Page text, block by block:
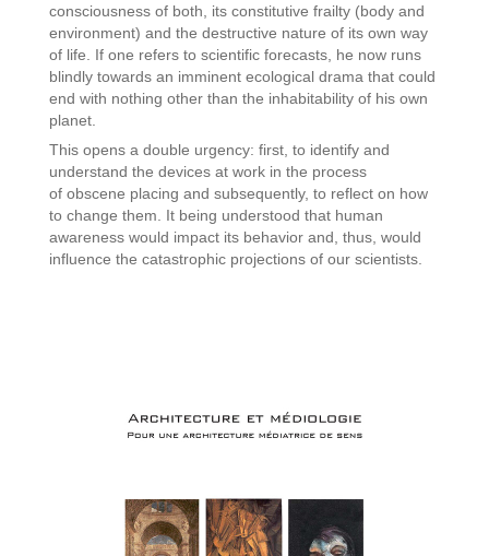
consciousness of both, its constitutive frailty (body and
environment) and the destructive nature of its own way
of life. If one refers to scientific forecasts, he now runs
blindly towards an imminent ecological drama that could
end with nothing other than the inhabitability of his own
planet.
This opens a double urgency: first, to identify and
understand the devices at work in the process
of obscene placing and subsequently, to reflect on how
to change them. It being understood that human
awareness would impact its behavior and, thus, would
influence the catastrophic projections of our scientists.